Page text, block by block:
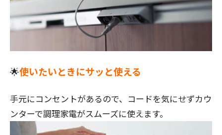
🌟使いたいときにサッと使える
手元にコンセントがあるので、コードを気にせずカウ
ンターで調理家電がスムーズに使えます。